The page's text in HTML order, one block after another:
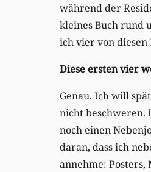
während der
kleines Buch rund
ich vier von
Diese ersten vier
Genau. Ich will
nicht beschweren.
noch einen
daran, dass ich
annehme: Posters,